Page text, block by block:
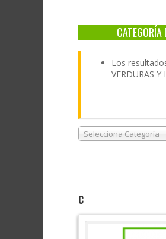
CATEGORÍA
Los
VERDURAS Y
Selecciona Categoría
C